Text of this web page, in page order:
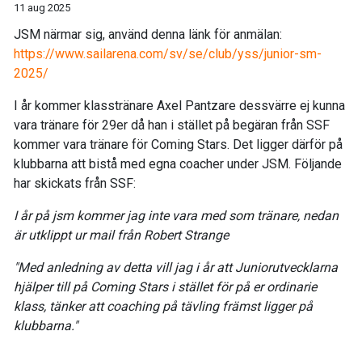
11 aug 2025
JSM närmar sig, använd denna länk för anmälan:
https://www.sailarena.com/sv/se/club/yss/junior-sm-
2025/
I år kommer klasstränare Axel Pantzare dessvärre ej kunna
vara tränare för 29er då han i stället på begäran från SSF
kommer vara tränare för Coming Stars. Det ligger därför på
klubbarna att bistå med egna coacher under JSM. Följande
har skickats från SSF:
I år på jsm kommer jag inte vara med som tränare, nedan
är utklippt ur mail från Robert Strange
"Med anledning av detta vill jag i år att Juniorutvecklarna
hjälper till på Coming Stars i stället för på er ordinarie
klass, tänker att coaching på tävling främst ligger på
klubbarna."